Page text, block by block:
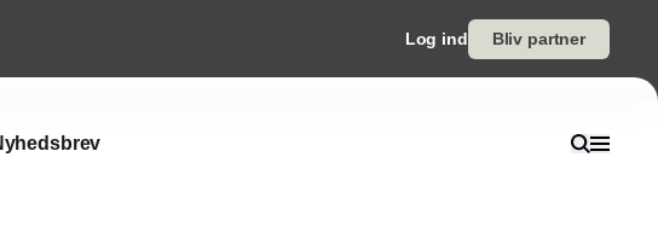
Log ind Bliv partner